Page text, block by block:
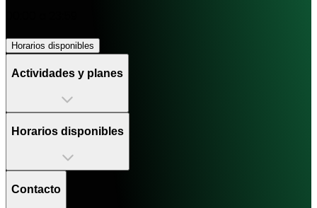
Horarios disponibles
Actividades y planes
Horarios disponibles
Contacto